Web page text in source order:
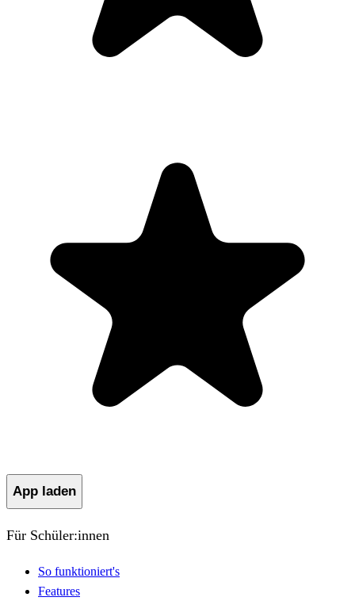
App laden
Für Schüler:innen
So funktioniert's
Features